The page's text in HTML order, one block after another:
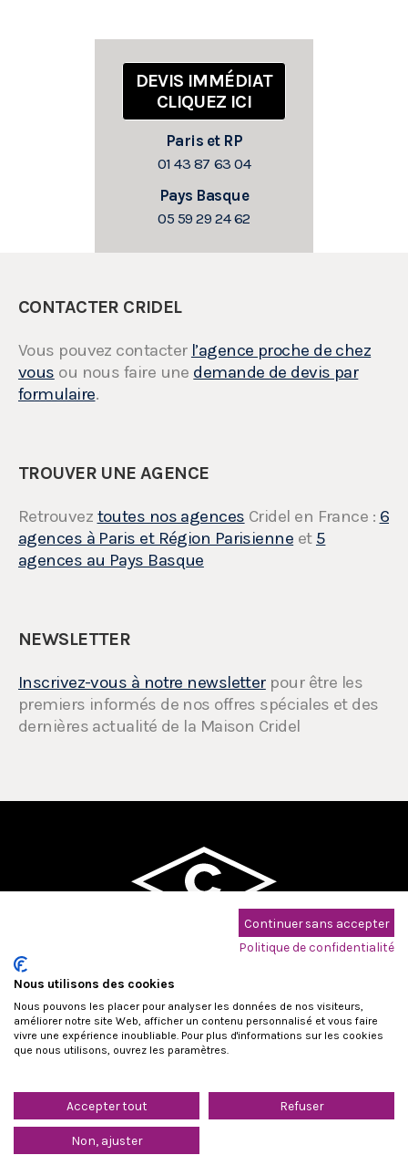
DEVIS IMMÉDIAT
CLIQUEZ ICI
Paris et RP
01 43 87 63 04
Pays Basque
05 59 29 24 62
CONTACTER CRIDEL
Vous pouvez contacter l’agence proche de chez
vous ou nous faire une demande de devis par
formulaire.
TROUVER UNE AGENCE
Retrouvez toutes nos agences Cridel en France : 6
agences à Paris et Région Parisienne et 5
agences au Pays Basque
NEWSLETTER
Inscrivez-vous à notre newsletterpour être les
premiers informés de nos offres spéciales et des
dernières actualité de la Maison Cridel
Maison Cridel - Pompes Funèbres
Déclaration de confidentialité
Continuer sans accepter
Politique de confidentialité
Nous utilisons des cookies
Nous pouvons les placer pour analyser les données de nos visiteurs,
améliorer notre site Web, afficher un contenu personnalisé et vous faire
vivre une expérience inoubliable. Pour plus d'informations sur les cookies
que nous utilisons, ouvrez les paramètres.
Accepter tout Refuser
Non, ajuster